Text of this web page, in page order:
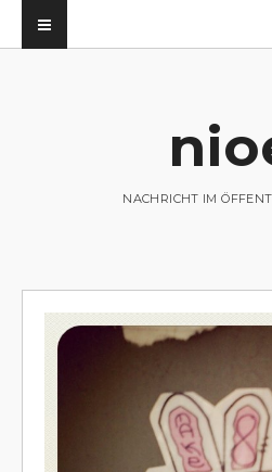
NACHRICHT IM